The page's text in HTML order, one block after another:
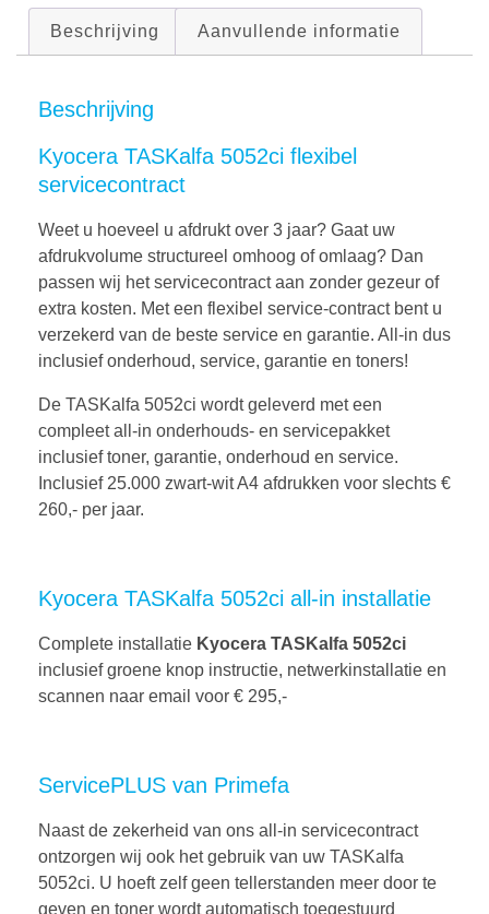
Beschrijving Aanvullende informatie
Beschrijving
Kyocera TASKalfa 5052ci flexibel
servicecontract
Weet u hoeveel u afdrukt over 3 jaar? Gaat uw
afdrukvolume structureel omhoog of omlaag? Dan
passen wij het servicecontract aan zonder gezeur of
extra kosten. Met een flexibel service-contract bent u
verzekerd van de beste service en garantie. All-in dus
inclusief onderhoud, service, garantie en toners!
De TASKalfa 5052ci wordt geleverd met een
compleet all-in onderhouds- en servicepakket
inclusief toner, garantie, onderhoud en service.
Inclusief 25.000 zwart-wit A4 afdrukken voor slechts €
260,- per jaar.
Kyocera TASKalfa 5052ci all-in installatie
Complete installatie Kyocera TASKalfa 5052ci
inclusief groene knop instructie, netwerkinstallatie en
scannen naar email voor € 295,-
ServicePLUS van Primefa
Naast de zekerheid van ons all-in servicecontract
ontzorgen wij ook het gebruik van uw TASKalfa
5052ci. U hoeft zelf geen tellerstanden meer door te
geven en toner wordt automatisch toegestuurd